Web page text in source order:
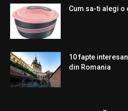
Cum sa-ti alegi
10 fapte
din Romania